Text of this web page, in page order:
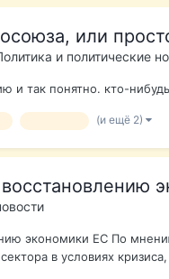
или
и политические
и так понятно. кто-
(и ещё 2)
экономики ЕС По
в условиях